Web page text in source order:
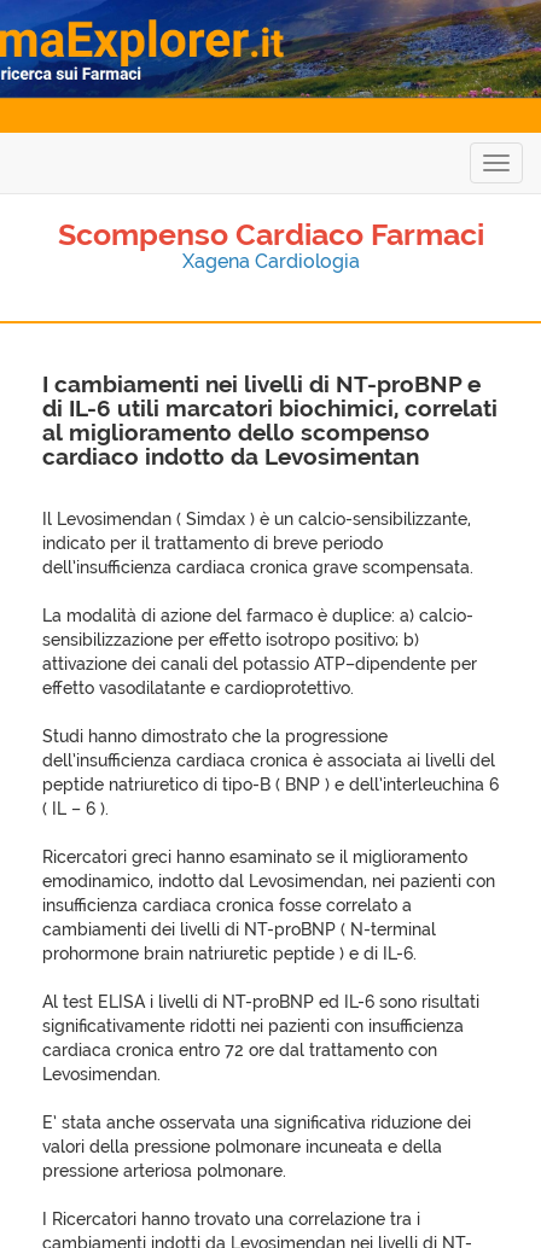
Scompenso Cardiaco Farmaci
Xagena Cardiologia
I cambiamenti nei livelli di NT-proBNP e
di IL-6 utili marcatori biochimici, correlati
al miglioramento dello scompenso
cardiaco indotto da Levosimentan
Il Levosimendan ( Simdax ) è un calcio-sensibilizzante,
indicato per il trattamento di breve periodo
dell’insufficienza cardiaca cronica grave scompensata.
La modalità di azione del farmaco è duplice: a) calcio-
sensibilizzazione per effetto isotropo positivo; b)
attivazione dei canali del potassio ATP–dipendente per
effetto vasodilatante e cardioprotettivo.
Studi hanno dimostrato che la progressione
dell’insufficienza cardiaca cronica è associata ai livelli del
peptide natriuretico di tipo-B ( BNP ) e dell’interleuchina 6
( IL – 6 ).
Ricercatori greci hanno esaminato se il miglioramento
emodinamico, indotto dal Levosimendan, nei pazienti con
insufficienza cardiaca cronica fosse correlato a
cambiamenti dei livelli di NT-proBNP ( N-terminal
prohormone brain natriuretic peptide ) e di IL-6.
Al test ELISA i livelli di NT-proBNP ed IL-6 sono risultati
significativamente ridotti nei pazienti con insufficienza
cardiaca cronica entro 72 ore dal trattamento con
Levosimendan.
E’ stata anche osservata una significativa riduzione dei
valori della pressione polmonare incuneata e della
pressione arteriosa polmonare.
I Ricercatori hanno trovato una correlazione tra i
cambiamenti indotti da Levosimendan nei livelli di NT-